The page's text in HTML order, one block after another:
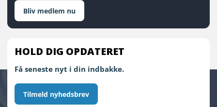
Bliv medlem nu
HOLD DIG OPDATERET
Få seneste nyt i din indbakke.
Tilmeld nyhedsbrev